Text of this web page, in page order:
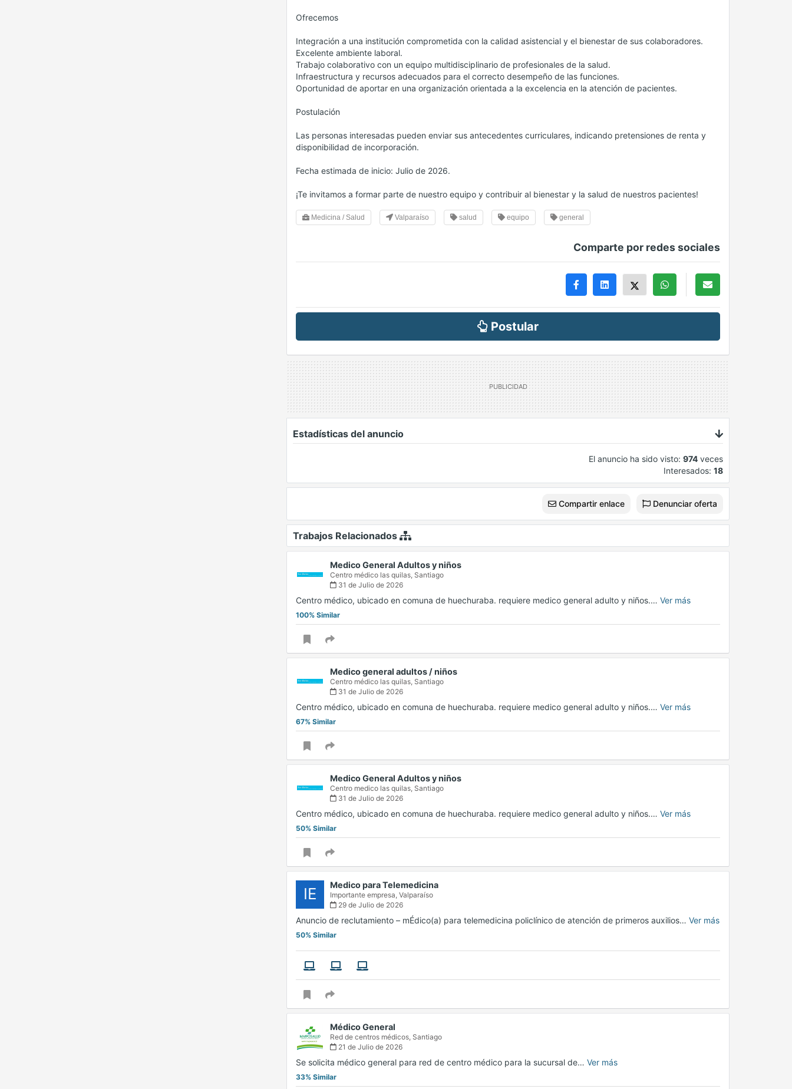
Ofrecemos
Integración a una institución comprometida con la calidad asistencial y el bienestar de sus colaboradores.
Excelente ambiente laboral.
Trabajo colaborativo con un equipo multidisciplinario de profesionales de la salud.
Infraestructura y recursos adecuados para el correcto desempeño de las funciones.
Oportunidad de aportar en una organización orientada a la excelencia en la atención de pacientes.
Postulación
Las personas interesadas pueden enviar sus antecedentes curriculares, indicando pretensiones de renta y
disponibilidad de incorporación.
Fecha estimada de inicio: Julio de 2026.
¡Te invitamos a formar parte de nuestro equipo y contribuir al bienestar y la salud de nuestros pacientes!
Medicina / Salud Valparaíso salud equipo general
Comparte por redes sociales
Postular
Estadísticas del anuncio
El anuncio ha sido visto: 974 veces
Interesados: 18
Compartir enlace Denunciar oferta
Trabajos Relacionados
Medico General Adultos y niños
Centro médico las quilas, Santiago
31 de Julio de 2026
Centro médico, ubicado en comuna de huechuraba. requiere medico general adulto y niños.… Ver más
100% Similar
Medico general adultos / niños
Centro médico las quilas, Santiago
31 de Julio de 2026
Centro médico, ubicado en comuna de huechuraba. requiere medico general adulto y niños.… Ver más
67% Similar
Medico General Adultos y niños
Centro medico las quilas, Santiago
31 de Julio de 2026
Centro médico, ubicado en comuna de huechuraba. requiere medico general adulto y niños.… Ver más
50% Similar
IE Medico para Telemedicina
Importante empresa, Valparaíso
29 de Julio de 2026
Anuncio de reclutamiento – mÉdico(a) para telemedicina policlínico de atención de primeros auxilios… Ver más
50% Similar
Médico General
Red de centros médicos, Santiago
21 de Julio de 2026
Se solicita médico general para red de centro médico para la sucursal de… Ver más
33% Similar